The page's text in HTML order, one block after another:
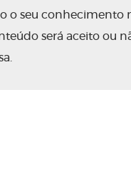
o seu conhecimento
será aceito ou